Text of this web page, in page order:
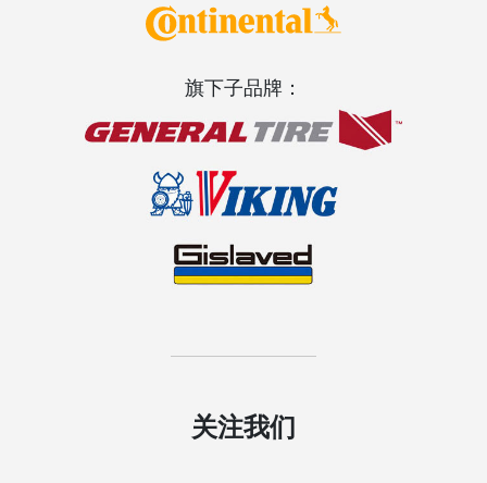
旗下子品牌：
关注我们